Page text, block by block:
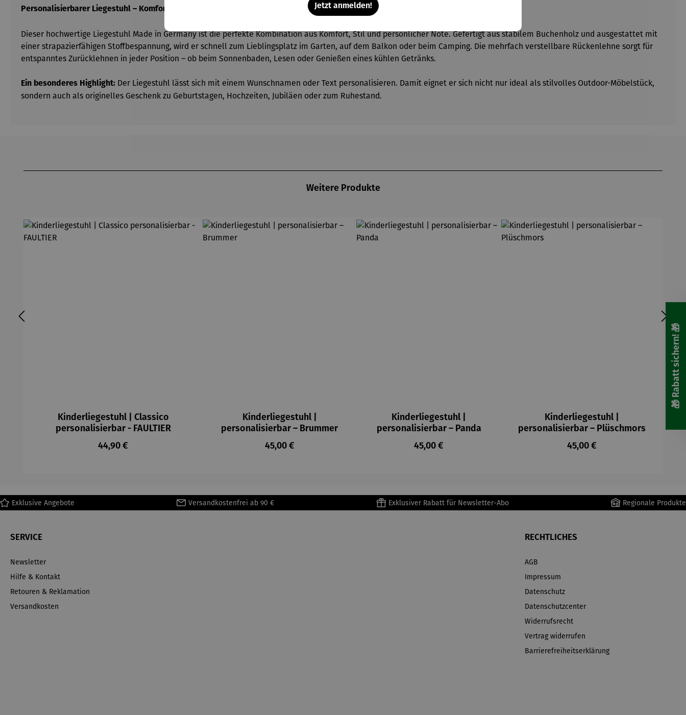
Personalisierbarer Liegestuhl – Komfort trifft Individualität
Dieser hochwertige Liegestuhl Made in Germany ist die perfekte Kombination aus Komfort, Stil und persönlicher Note. Gefertigt aus stabilem Buchenholz und ausgestattet mit
einer strapazierfähigen Stoffbespannung, wird er schnell zum Lieblingsplatz im Garten, auf dem Balkon oder beim Camping. Die mehrfach verstellbare Rückenlehne sorgt für
entspanntes Zurücklehnen in jeder Position – ob beim Sonnenbaden, Lesen oder Genießen eines kühlen Getränks.
Ein besonderes Highlight: Der Liegestuhl lässt sich mit einem Wunschnamen oder Text personalisieren. Damit eignet er sich nicht nur ideal als stilvolles Outdoor-Möbelstück,
sondern auch als originelles Geschenk zu Geburtstagen, Hochzeiten, Jubiläen oder zum Ruhestand.
Weitere Produkte
Kinderliegestuhl | Classico
personalisierbar - FAULTIER
Regulärer Preis:
44,90 €
Kinderliegestuhl |
personalisierbar – Brummer
Regulärer Preis:
45,00 €
Kinderliegestuhl |
personalisierbar – Panda
Regulärer Preis:
45,00 €
Kinderliegestuhl |
personalisierbar – Plüschmors
Regulärer Preis:
45,00 €
Exklusive Angebote Versandkostenfrei ab 90 € Exklusiver Rabatt für Newsletter-Abo Regionale Produkte
SERVICE
Newsletter
Hilfe & Kontakt
Retouren & Reklamation
Versandkosten
RECHTLICHES
AGB
Impressum
Datenschutz
Datenschutzcenter
Widerrufsrecht
Vertrag widerrufen
Barrierefreiheitserklärung
🎁 Rabatt sichern! 🎁
Jetzt anmelden!